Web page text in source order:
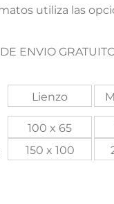
utiliza las
DE ENVIO
Lienzo
100 x 65
150 x 100